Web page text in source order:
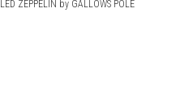
LED ZEPPELIN by GALLOWS POLE